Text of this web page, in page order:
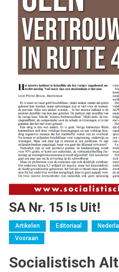
SA Nr. 15 Is Uit!
Artikelen Editoriaal
Vooraan
Socialistisch